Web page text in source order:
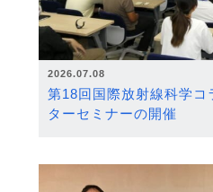
2026.07.08
第18回国際放射線科学コ
ターセミナーの開催